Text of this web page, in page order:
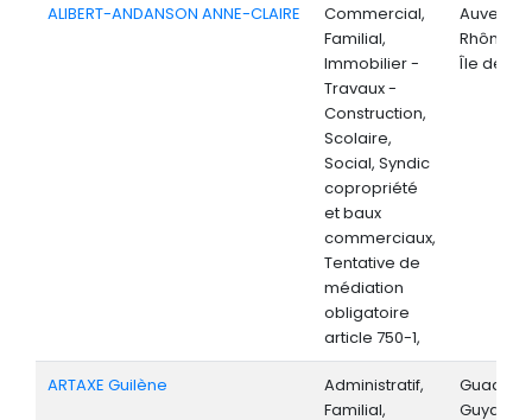
ALIBERT-ANDANSON ANNE-CLAIRE
Commercial,
Familial,
Immobilier -
Travaux -
Construction,
Scolaire,
Social, Syndic
copropriété
et baux
commerciaux,
Tentative de
médiation
obligatoire
article 750-1,
Rhône-
Île de
ARTAXE Guilène
Administratif,
Familial,
Guyane,